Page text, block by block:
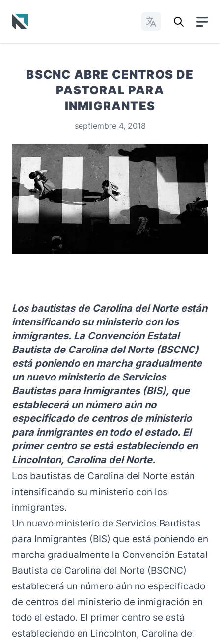
Cambiar idioma
BSCNC ABRE CENTROS DE
PASTORAL PARA
INMIGRANTES
septiembre 4, 2018
Los bautistas de Carolina del Norte están
intensificando su ministerio con los
inmigrantes. La Convención Estatal
Bautista de Carolina del Norte (BSCNC)
está poniendo en marcha gradualmente
un nuevo ministerio de Servicios
Bautistas para Inmigrantes (BIS), que
establecerá un número aún no
especificado de centros de ministerio
para inmigrantes en todo el estado. El
primer centro se está estableciendo en
Lincolnton, Carolina del Norte.
Los bautistas de Carolina del Norte están
intensificando su ministerio con los
inmigrantes.
Un nuevo ministerio de Servicios Bautistas
para Inmigrantes (BIS) que está poniendo en
marcha gradualmente la Convención Estatal
Bautista de Carolina del Norte (BSCNC)
establecerá un número aún no especificado
de centros del ministerio de inmigración en
todo el estado. El primer centro se está
estableciendo en Lincolnton, Carolina del